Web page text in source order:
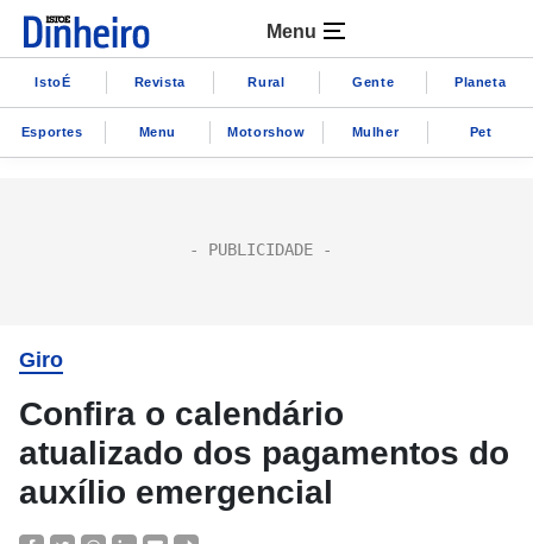
Menu
IstoÉ Revista Rural Gente Planeta
Esportes Menu Motorshow Mulher Pet
Giro
Confira o calendário
atualizado dos pagamentos do
auxílio emergencial